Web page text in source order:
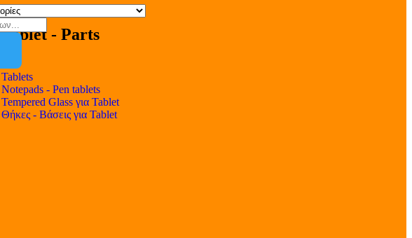
Tablet - Parts
Tablets
Notepads - Pen tablets
Tempered Glass για Tablet
Θήκες - Βάσεις για Tablet